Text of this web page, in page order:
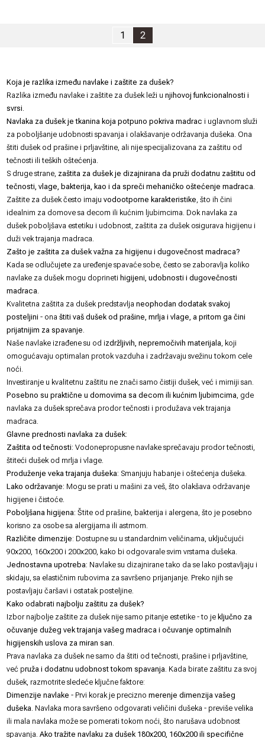
1 2
Koja je razlika između navlake i zaštite za dušek?
Razlika između navlake i zaštite za dušek leži unjihovoj funkcionalnosti i
svrsi
Navlaka za dušek je tkanina koja potpuno pokriva madrac i uglavnom služi
za poboljšanje udobnosti spavanja i olakšavanje održavanja dušeka. Ona
štiti dušek od prašine i prljavštine, ali nije specijalizovana za zaštitu od
tečnosti ili teških oštećenja.
S druge strane, zaštita za dušek je dizajnirana da pruži dodatnu zaštitu od
tečnosti, vlage, bakterija, kao i da spreči mehaničko oštećenje madraca
Zaštite za dušek često imajuvodootporne karakteristike , što ih čini
idealnim za domove sa decom ili kućnim ljubimcima. Dok navlaka za
dušek poboljšava estetiku i udobnost, zaštita za dušek osigurava higijenu i
duži vek trajanja madraca.
Zašto je zaštita za dušek važna za higijenu i dugovečnost madraca?
Kada se odlučujete za uređenjespavaće sobe , često se zaboravlja koliko
navlake za dušek mogu doprineti higijeni, udobnosti i dugovečnosti
madraca
Kvalitetna zaštita za dušek predstavljaneophodan dodatak svakoj
posteljini - onaštiti vaš dušek od prašine, mrlja i vlage, a pritom ga čini
prijatnijim za spavanje
Naše navlake izrađene su od izdržljivih, nepremočivih materijala , koji
omogućavaju optimalan protok vazduha i zadržavaju svežinu tokom cele
noći.
Investiranje u kvalitetnu zaštitu ne znači samo čistiji dušek, već i mirniji san.
Posebno su praktične u domovima sa decom ili kućnim ljubimcima , gde
navlaka za dušek sprečava prodor tečnosti i produžava vek trajanja
madraca.
Glavne prednosti navlaka za dušek:
Zaštita od tečnosti: Vodonepropusne navlake sprečavaju prodor tečnosti,
štiteći dušek od mrlja i vlage.
Produženje veka trajanja dušeka: Smanjuju habanje i oštećenja dušeka.
Lako održavanje: Mogu se prati u mašini za veš, što olakšava održavanje
higijene i čistoće.
Poboljšana higijena: Štite od prašine, bakterija i alergena, što je posebno
korisno za osobe sa alergijama ili astmom.
Različite dimenzije: Dostupne su u standardnim veličinama, uključujući
90x200, 160x200 i 200x200, kako bi odgovarale svim vrstama dušeka.
Jednostavna upotreba: Navlake su dizajnirane tako da se lako postavljaju i
skidaju, sa elastičnim rubovima za savršeno prijanjanje. Preko njih se
postavljaju čaršavi i ostatak posteljine.
Kako odabrati najbolju zaštitu za dušek?
Izbor najbolje zaštite za dušek nije samo pitanje estetike - to jeključno za
očuvanje dužeg vek trajanja vašeg madraca i očuvanje optimalnih
higijenskih uslova za miran san
Prava navlaka za dušek ne samo da štiti od tečnosti, prašine i prljavštine,
već pruža i dodatnu udobnost tokom spavanja . Kada birate zaštitu za svoj
dušek, razmotrite sledeće ključne faktore:
Dimenzije navlake - Prvi korak je preciznomerenje dimenzija vašeg
dušeka . Navlaka mora savršeno odgovarati veličini dušeka - previše velika
ili mala navlaka može se pomerati tokom noći, što narušava udobnost
spavanja.Ako tražite navlaku za dušek 180x200, 160x200 ili specifične